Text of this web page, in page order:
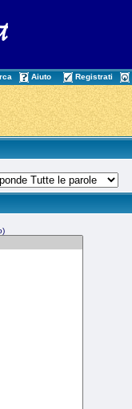
Aiuto Registrati